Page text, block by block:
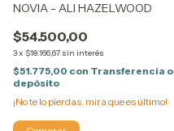
NOVIA - ALI HAZELWOOD
$54.500,00
3x $18.166,67 sin interés
$51.775,00 con Transferencia o
depósito
¡No te lo pierdas, mira que es último!